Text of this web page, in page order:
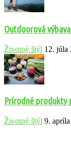
Outdoorová
Životný štýl 12. júla
Prírodné produkty
Životný štýl 9.